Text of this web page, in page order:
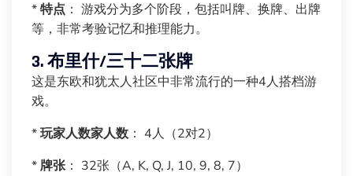
*特点 ： 游戏分为多个阶段，包括叫牌、换牌、出牌
等，非常考验记忆和推理能力。
3. 布里什/三十二张牌
这是东欧和犹太人社区中非常流行的一种4人搭档游
戏。
*玩家人数家人数： 4人（2对2）
*牌张： 32张（A, K, Q, J, 10, 9, 8, 7）